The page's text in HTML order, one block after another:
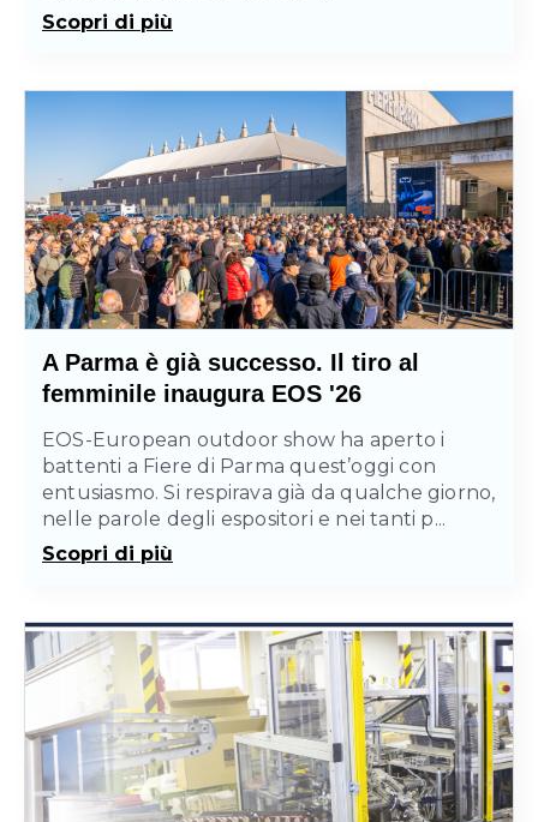
Scopri di più
A Parma è già successo. Il tiro al
femminile inaugura EOS '26
EOS-European outdoor show ha aperto i
battenti a Fiere di Parma quest’oggi con
entusiasmo. Si respirava già da qualche giorno,
nelle parole degli espositori e nei tanti p...
Scopri di più